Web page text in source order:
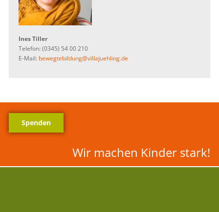
Ines Tiller
Telefon: (0345) 54 00 210
E-Mail: bewegtebildung@villajuehling.de
Spenden
Wir machen Kinder stark!